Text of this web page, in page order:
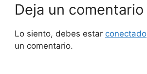
Deja un comentario
Lo siento, debes estar conectado
un comentario.